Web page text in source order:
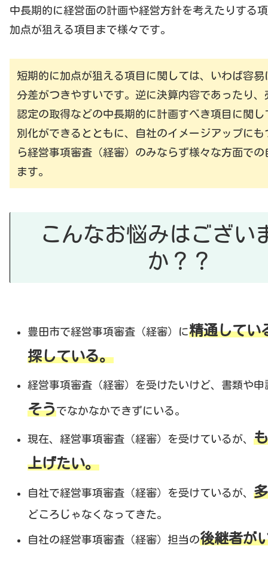
中長期的に経営面の計画や経営方針を考えたりする
加点が狙える項目まで様々です。
短期的に加点が狙える項目に関しては、いわば容易
分差がつきやすいです。逆に決算内容であったり、
認定の取得などの中長期的に計画すべき項目に関し
別化ができるとともに、自社のイメージアップにも
ら経営事項審査（経審）のみならず様々な方面で
ます。
こんなお悩みはござい
か？？
豊田市で経営事項審査（経審）に精通してい
探している。
経営事項審査（経審）を受けたいけど、書類や申
そうでなかなかできずにいる。
現在、経営事項審査（経審）を受けているが、
上げたい。
自社で経営事項審査（経審）を受けているが、
どころじゃなくなってきた。
自社の経営事項審査（経審）担当の後継者が